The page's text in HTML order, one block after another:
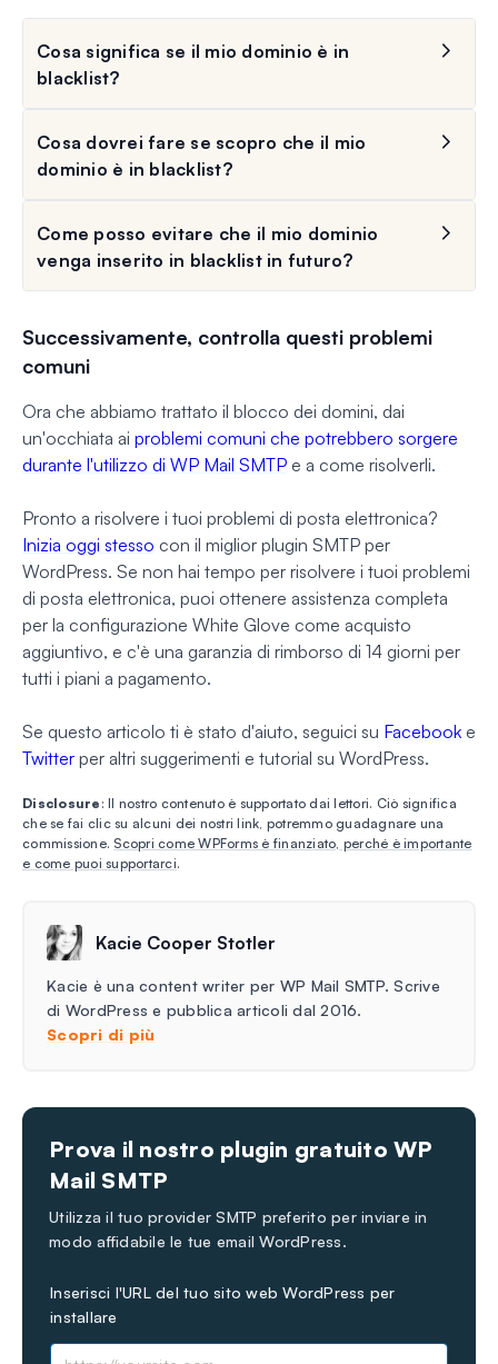
Cosa significa se il mio dominio è in
blacklist?
Cosa dovrei fare se scopro che il mio
dominio è in blacklist?
Come posso evitare che il mio dominio
venga inserito in blacklist in futuro?
Successivamente, controlla questi problemi
comuni
Ora che abbiamo trattato il blocco dei domini, dai
un'occhiata ai problemi comuni che potrebbero sorgere
durante l'utilizzo di WP Mail SMTP e a come risolverli.
Pronto a risolvere i tuoi problemi di posta elettronica?
Inizia oggi stesso con il miglior plugin SMTP per
WordPress. Se non hai tempo per risolvere i tuoi problemi
di posta elettronica, puoi ottenere assistenza completa
per la configurazione White Glove come acquisto
aggiuntivo, e c'è una garanzia di rimborso di 14 giorni per
tutti i piani a pagamento.
Se questo articolo ti è stato d'aiuto, seguici su Facebook e
Twitter per altri suggerimenti e tutorial su WordPress.
Disclosure : Il nostro contenuto è supportato dai lettori. Ciò significa
che se fai clic su alcuni dei nostri link, potremmo guadagnare una
commissione.Scopri come WPForms è finanziato, perché è importante
e come puoi supportarci.
Kacie Cooper Stotler
Kacie è una content writer per WP Mail SMTP. Scrive
di WordPress e pubblica articoli dal 2016.
Scopri di più
Prova il nostro plugin gratuito WP
Mail SMTP
Utilizza il tuo provider SMTP preferito per inviare in
modo affidabile le tue email WordPress.
Inserisci l'URL del tuo sito web WordPress per
installare